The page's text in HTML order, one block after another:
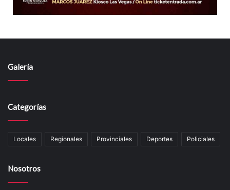
Galería
Categorías
Locales Regionales Provinciales Deportes Policiales
Nosotros